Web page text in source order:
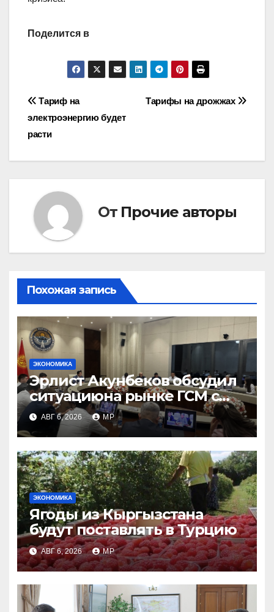
Поделится в
Навигация
по
записям
Тарифы на дрожжах
Тариф на
электроэнергию будет
расти
От Прочие авторы
Похожая запись
ЭКОНОМИКА
Эрлист Акунбеков обсудил
ситуациюна рынке ГСМ с
топливными компаниями
АВГ 6, 2026 MP
ЭКОНОМИКА
Ягоды из Кыргызстана
будут поставлять в Турцию
АВГ 6, 2026 MP